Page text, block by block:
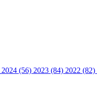
2024 (56) 2023 (84) 2022 (82)